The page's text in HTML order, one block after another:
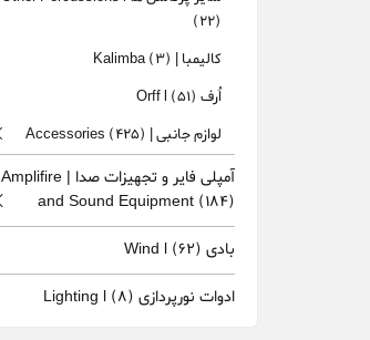
(22)
کالیمبا | Kalimba (3)
اُرف Orff l (51)
لوازم جانبی | Accessories (425)
آمپلی فایر و تجهیزات صدا | Amplifire
and Sound Equipment (184)
بادی Wind l (62)
ادوات نورپردازی Lighting l (8)